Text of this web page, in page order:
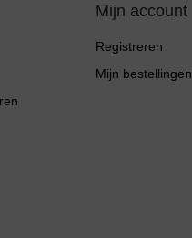
Mijn account
Registreren
Mijn bestellingen